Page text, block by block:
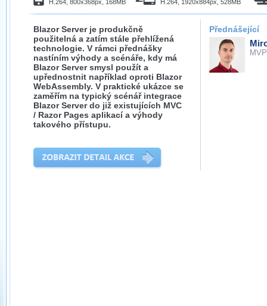
H.264, 800x368px, 168MB H.264, 1920x884px, 528MB
Blazor Server je produkčně
použitelná a zatím stále přehlížená
technologie. V rámci přednášky
nastíním výhody a scénáře, kdy má
Blazor Server smysl použít a
upřednostnit například oproti Blazor
WebAssembly. V praktické ukázce se
zaměřím na typický scénář integrace
Blazor Server do již existujících MVC
/ Razor Pages aplikací a výhody
takového přístupu.
Přednášející
MVP